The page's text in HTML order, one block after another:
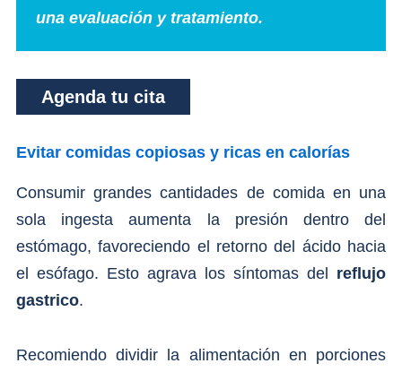
una evaluación y tratamiento.
Agenda tu cita
Evitar comidas copiosas y ricas en calorías
Consumir grandes cantidades de comida en una
sola ingesta aumenta la presión dentro del
estómago, favoreciendo el retorno del ácido hacia
el esófago. Esto agrava los síntomas del reflujo
gastrico.
Recomiendo dividir la alimentación en porciones